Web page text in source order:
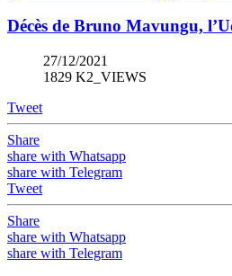
Décès de Bruno Mavungu,
27/12/2021
1829 K2_VIEWS
Tweet
Share
share with Whatsapp
share with Telegram
Tweet
Share
share with Whatsapp
share with Telegram